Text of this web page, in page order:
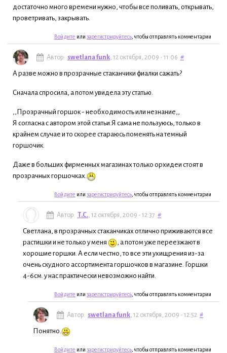
достаточно много времени нужно, чтобы все поливать, открывать,
проветривать, закрывать.
Войдите или зарегистрируйтесь , чтобы отправлять комментарии
Автор: swetlana funk , 12 октября, 2009 - 11:06 #
А разве можно в прозрачные стаканчики фиалки сажать?
Сначала спросила, а потом увидела эту статью.
,,Прозрачный горшок - необходимость или незнание,,
Я согласна с автором этой статьи.Я сама не пользуюсь, только в
крайнем случае и то скорее стараюсь поменять на темный
горшочик.
Даже в больших фирменных магазинах только орхидеи стоят в
прозрачных горшочках.
Войдите или зарегистрируйтесь , чтобы отправлять комментарии
Автор: Т.С. , 12 октября, 2009 - 12:37 #
Светлана, в прозрачных стаканчиках отлично приживаются все
растишки и не только у меня
, а потом уже переезжают в
хорошие горшки. А если честно, то все эти ухищрения из-за
очень скудного ассортимента горшочков в магазине. Горшки
4-6см. у нас практически невозможно найти.
Войдите или зарегистрируйтесь , чтобы отправлять комментарии
Автор: swetlana funk , 12 октября, 2009 - 12:52 #
Понятно.
Войдите или зарегистрируйтесь , чтобы отправлять комментарии